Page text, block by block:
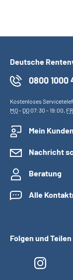
Deutsche
0800 1000
Kostenloses
MO- DO07:30 - 19:00, FR
Mein
Nachricht
Beratung
Alle
Folgen und Teilen